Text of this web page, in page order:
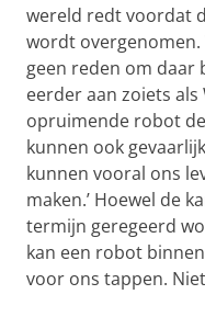
wereld redt voordat
wordt overgenomen.
geen reden om daar
eerder aan zoiets als
opruimende robot
kunnen ook
kunnen vooral ons
maken.’ Hoewel de
termijn geregeerd
kan een robot
voor ons tappen.